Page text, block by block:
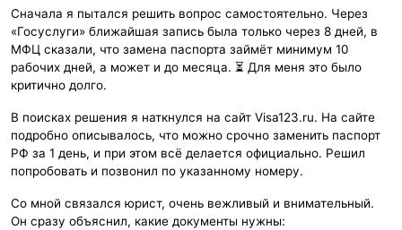
Сначала я пытался решить вопрос самостоятельно. Через
«Госуслуги» ближайшая запись была только через 8 дней, в
МФЦ сказали, что замена паспорта займёт минимум 10
рабочих дней, а может и до месяца. ⏳ Для меня это было
критично долго.
В поисках решения я наткнулся на сайт Visa123.ru. На сайте
подробно описывалось, что можно срочно заменить паспорт
РФ за 1 день, и при этом всё делается официально. Решил
попробовать и позвонил по указанному номеру.
Со мной связался юрист, очень вежливый и внимательный.
Он сразу объяснил, какие документы нужны: